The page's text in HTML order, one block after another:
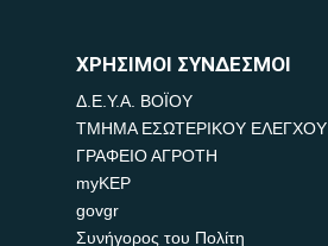
ΧΡΗΣΙΜΟΙ ΣΥΝΔΕΣΜΟΙ
Δ.Ε.Υ.Α. ΒΟΪΟΥ
ΤΜΗΜΑ ΕΣΩΤΕΡΙΚΟΥ ΕΛΕΓΧΟΥ
ΓΡΑΦΕΙΟ ΑΓΡΟΤΗ
myKEP
govgr
Συνήγορος του Πολίτη